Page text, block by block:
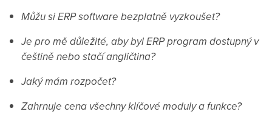
Můžu si ERP software bezplatně vyzkoušet?
Je pro mě důležité, aby byl ERP program dostupný v
češtině nebo stačí angličtina?
Jaký mám rozpočet?
Zahrnuje cena všechny klíčové moduly a funkce?